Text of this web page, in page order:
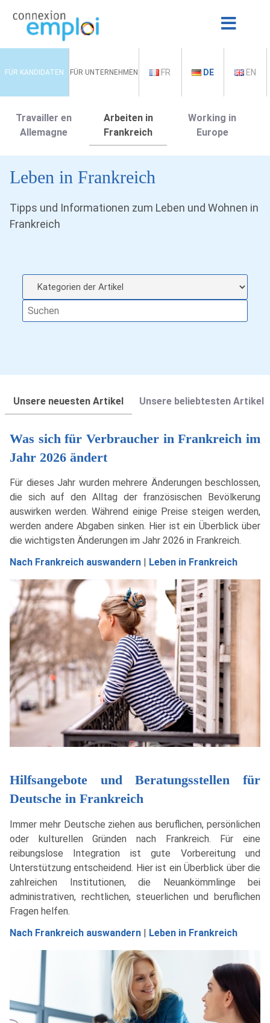
FÜR KANDIDATEN FÜR UNTERNEHMEN FR DE EN
Travailler en
Allemagne
Arbeiten in
Frankreich
Working in
Europe
Leben in Frankreich
Tipps und Informationen zum Leben und Wohnen in
Frankreich
Unsere neuesten Artikel Unsere beliebtesten Artikel
Was sich für Verbraucher in Frankreich im
Jahr 2026 ändert
Für dieses Jahr wurden mehrere Änderungen beschlossen,
die sich auf den Alltag der französischen Bevölkerung
auswirken werden. Während einige Preise steigen werden,
werden andere Abgaben sinken. Hier ist ein Überblick über
die wichtigsten Änderungen im Jahr 2026 in Frankreich.
Nach Frankreich auswandern
Leben in Frankreich
Hilfsangebote und Beratungsstellen für
Deutsche in Frankreich
Immer mehr Deutsche ziehen aus beruflichen, persönlichen
oder kulturellen Gründen nach Frankreich. Für eine
reibungslose Integration ist gute Vorbereitung und
Unterstützung entscheidend. Hier ist ein Überblick über die
zahlreichen Institutionen, die Neuankömmlinge bei
administrativen, rechtlichen, steuerlichen und beruflichen
Fragen helfen.
Nach Frankreich auswandern | Leben in Frankreich